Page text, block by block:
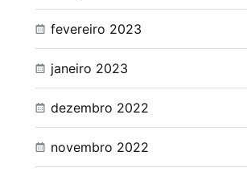
fevereiro 2023
janeiro 2023
dezembro 2022
novembro 2022